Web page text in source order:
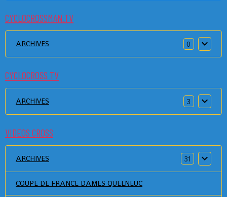
CYCLOCROSSMAN.TV
ARCHIVES 0
CYCLOCROSS TV
ARCHIVES 3
VIDEOS CROSS
ARCHIVES 31
COUPE DE FRANCE DAMES QUELNEUC